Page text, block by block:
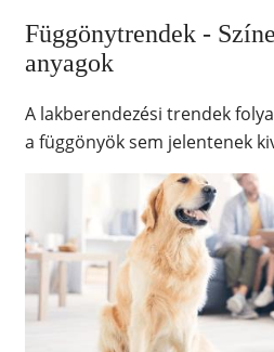
Függönytrendek -
anyagok
A lakberendezési trendek
a függönyök sem jelentenek